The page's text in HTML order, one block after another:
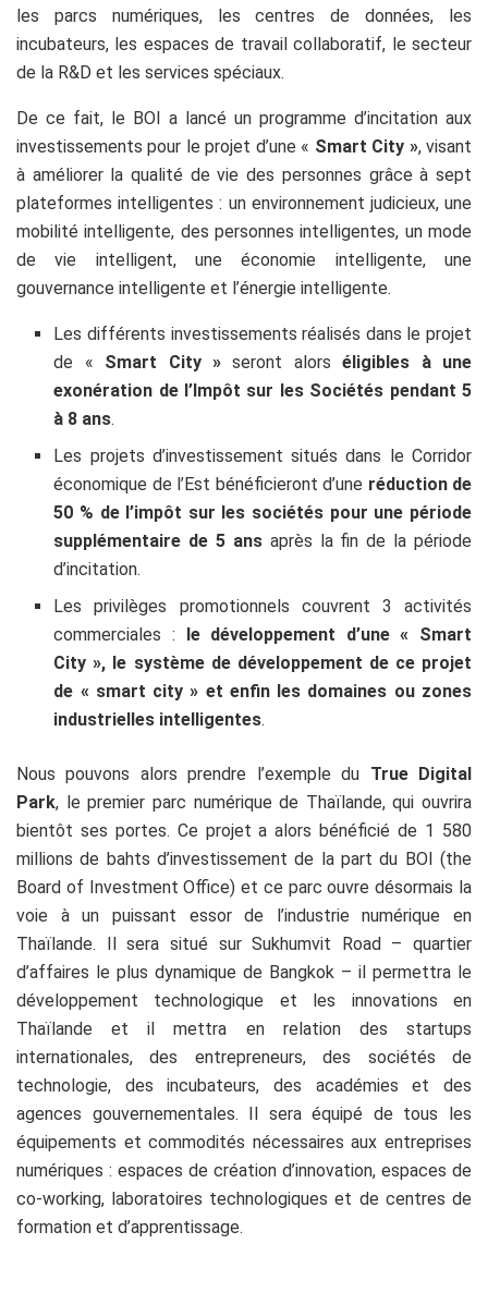
les parcs numériques, les centres de données, les
incubateurs, les espaces de travail collaboratif, le secteur
de la R&D et les services spéciaux.
De ce fait, le BOI a lancé un programme d’incitation aux
investissements pour le projet d’une « Smart City », visant
à améliorer la qualité de vie des personnes grâce à sept
plateformes intelligentes : un environnement judicieux, une
mobilité intelligente, des personnes intelligentes, un mode
de vie intelligent, une économie intelligente, une
gouvernance intelligente et l’énergie intelligente.
Les différents investissements réalisés dans le projet
de « Smart City »seront alorséligibles à une
exonération de l’Impôt sur les Sociétés pendant 5
à 8 ans.
Les projets d’investissement situés dans le Corridor
économique de l’Est bénéficieront d’une réduction de
50 % de l’impôt sur les sociétés pour une période
supplémentaire de 5 ansaprès la fin de la période
d’incitation.
Les privilèges promotionnels couvrent 3 activités
commerciales :
le développement d’une « Smart
City », le système de développement de ce projet
de « smart city » et enfin les domaines ou zones
industrielles intelligentes.
Nous pouvons alors prendre l’exemple du True Digital
Park, le premier parc numérique de Thaïlande, qui ouvrira
bientôt ses portes. Ce projet a alors bénéficié de 1 580
millions de bahts d’investissement de la part du BOI (the
Board of Investment Office) et ce parc ouvre désormais la
voie à un puissant essor de l’industrie numérique en
Thaïlande. Il sera situé sur Sukhumvit Road – quartier
d’affaires le plus dynamique de Bangkok – il permettra le
développement technologique et les innovations en
Thaïlande et il mettra en relation des startups
internationales, des entrepreneurs, des sociétés de
technologie, des incubateurs, des académies et des
agences gouvernementales. Il sera équipé de tous les
équipements et commodités nécessaires aux entreprises
numériques : espaces de création d’innovation, espaces de
co-working, laboratoires technologiques et de centres de
formation et d’apprentissage.